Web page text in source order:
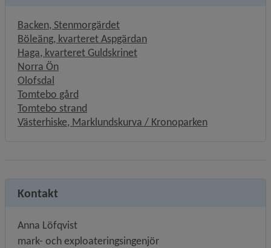
Backen, Stenmorgärdet
Böleäng, kvarteret Aspgärdan
Haga, kvarteret Guldskrinet
Norra Ön
Olofsdal
Tomtebo gård
Tomtebo strand
Västerhiske, Marklundskurva / Kronoparken
Kontakt
Anna Löfqvist
mark- och exploateringsingenjör